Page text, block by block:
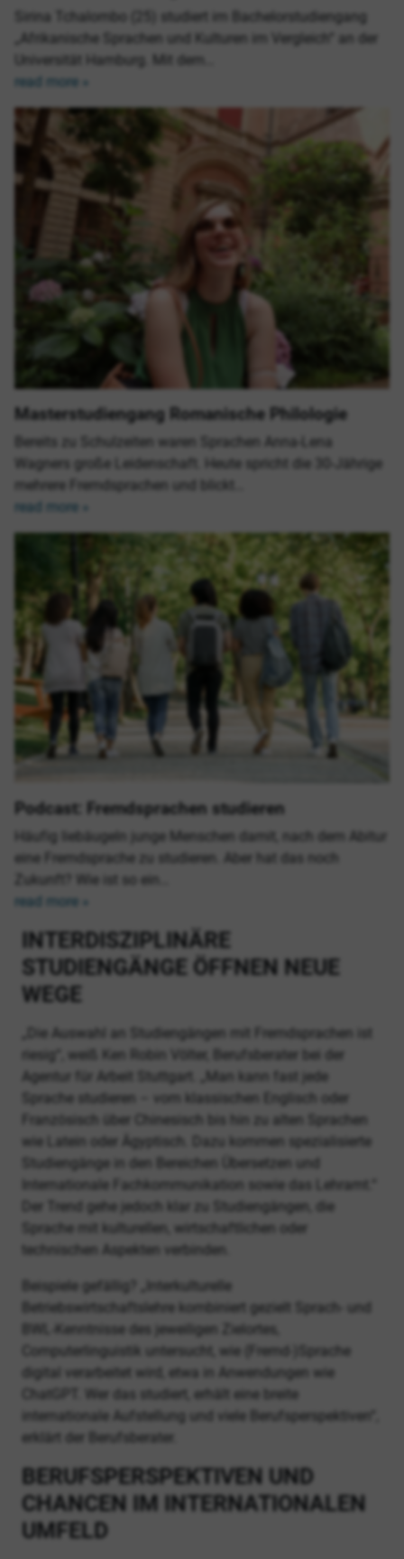
Sirina Tchalombo (25) studiert im Bachelorstudiengang
„Afrikanische Sprachen und Kulturen im Vergleich“ an der
Universität Hamburg. Mit dem…
read more »
Masterstudiengang Romanische Philologie
Bereits zu Schulzeiten waren Sprachen Anna-Lena
Wagners große Leidenschaft. Heute spricht die 30-Jährige
mehrere Fremdsprachen und blickt…
read more »
Podcast: Fremdsprachen studieren
Häufig liebäugeln junge Menschen damit, nach dem Abitur
eine Fremdsprache zu studieren. Aber hat das noch
Zukunft? Wie ist so ein…
read more »
INTERDISZIPLINÄRE
STUDIENGÄNGE ÖFFNEN NEUE
WEGE
„Die Auswahl an Studiengängen mit Fremdsprachen ist
riesig“, weiß Ken Robin Völter, Berufsberater bei der
Agentur für Arbeit Stuttgart. „Man kann fast jede
Sprache studieren – vom klassischen Englisch oder
Französisch über Chinesisch bis hin zu alten Sprachen
wie Latein oder Ägyptisch. Dazu kommen spezialisierte
Studiengänge in den Bereichen Übersetzen und
Internationale Fachkommunikation sowie das Lehramt.“
Der Trend gehe jedoch klar zu Studiengängen, die
Sprache mit kulturellen, wirtschaftlichen oder
technischen Aspekten verbinden.
Beispiele gefällig? „Interkulturelle
Betriebswirtschaftslehre kombiniert gezielt Sprach- und
BWL-Kenntnisse des jeweiligen Zielortes,
Computerlinguistik untersucht, wie (Fremd-)Sprache
digital verarbeitet wird, etwa in Anwendungen wie
ChatGPT. Wer das studiert, erhält eine breite
internationale Aufstellung und viele Berufsperspektiven“,
erklärt der Berufsberater.
BERUFSPERSPEKTIVEN UND
CHANCEN IM INTERNATIONALEN
UMFELD